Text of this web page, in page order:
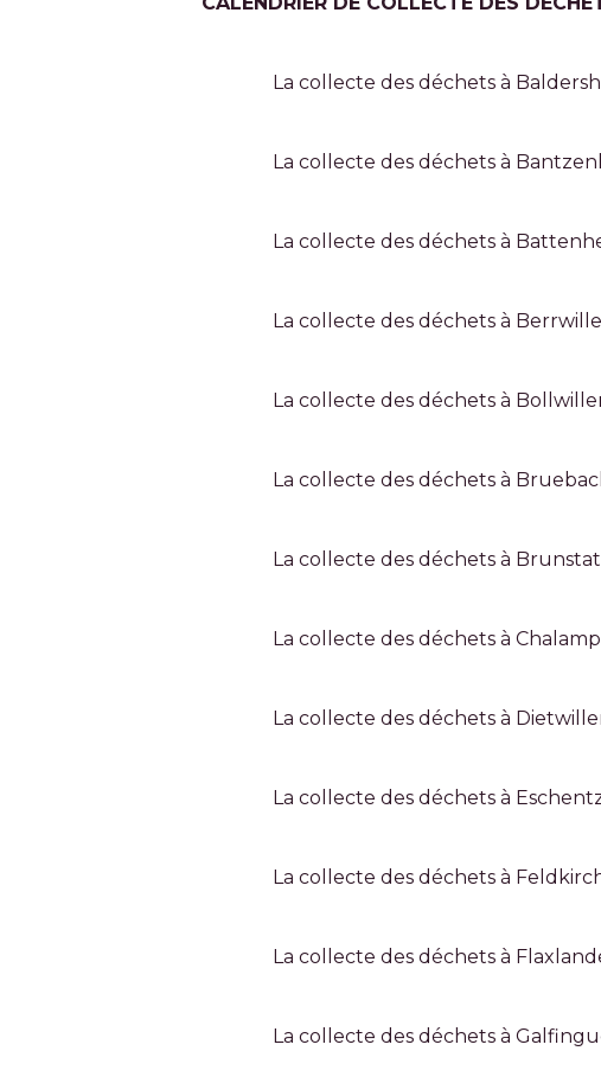
La collecte des déchets à
La collecte des déchets à
La collecte des déchets à
La collecte des déchets à
La collecte des déchets à
La collecte des déchets à
La collecte des déchets à
La collecte des déchets à
La collecte des déchets à
La collecte des déchets à
La collecte des déchets à
La collecte des déchets à
La collecte des déchets à